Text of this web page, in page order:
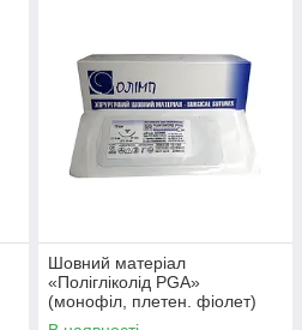
Шовний матеріал
«Полігліколід PGA»
(монофіл, плетен. фіолет)
75см,5/0, ОЛІМП